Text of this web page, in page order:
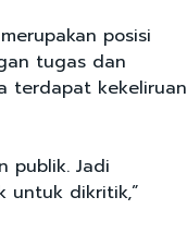
posisi
tugas dan
terdapat kekeliruan
publik. Jadi
untuk dikritik,”